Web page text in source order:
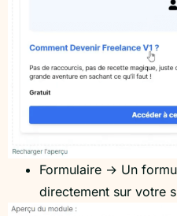
Formulaire → Un
directement sur votre